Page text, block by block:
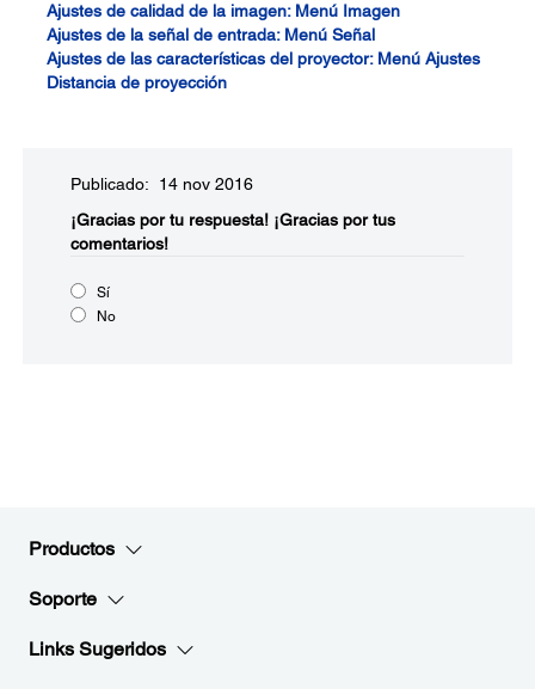
Ajustes de calidad de la imagen: Menú Imagen
Ajustes de la señal de entrada: Menú Señal
Ajustes de las características del proyector: Menú Ajustes
Distancia de proyección
Publicado: 14 nov 2016
¡Gracias por tu respuesta! ¡Gracias por tus
comentarios!
Sí
No
Productos
Soporte
Links Sugeridos